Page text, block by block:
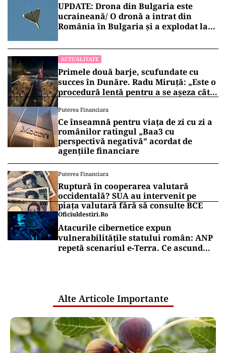
UPDATE: Drona din Bulgaria este
ucraineană/ O dronă a intrat din
România în Bulgaria şi a explodat la
ACTUALITATE
Primele două barje, scufundate cu
succes în Dunăre. Radu Miruță: „Este o
procedură lentă pentru a se așeza cât
Puterea Financiara
Ce înseamnă pentru viața de zi cu zi a
românilor ratingul „Baa3 cu
perspectivă negativă” acordat de
agențiile financiare
Puterea Financiara
Ruptură în cooperarea valutară
occidentală? SUA au intervenit pe
piața valutară fără să consulte BCE
Oficiuldestiri.ro
Atacurile cibernetice expun
vulnerabilitățile statului român: ANP
repetă scenariul e‑Terra. Ce ascund
Alte Articole Importante